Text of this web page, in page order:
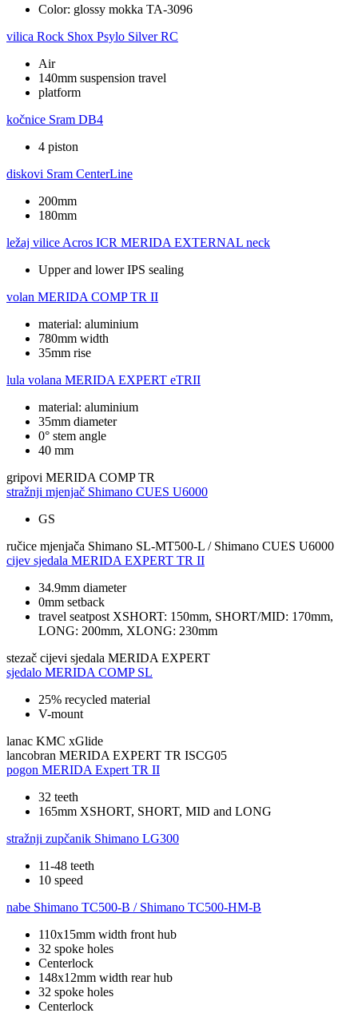
Color: glossy mokka TA-3096
vilica Rock Shox Psylo Silver RC
Air
140mm suspension travel
platform
kočnice Sram DB4
4 piston
diskovi Sram CenterLine
200mm
180mm
ležaj vilice Acros ICR MERIDA EXTERNAL neck
Upper and lower IPS sealing
volan MERIDA COMP TR II
material: aluminium
780mm width
35mm rise
lula volana MERIDA EXPERT eTRII
material: aluminium
35mm diameter
0° stem angle
40 mm
gripovi MERIDA COMP TR
stražnji mjenjač Shimano CUES U6000
GS
ručice mjenjača Shimano SL-MT500-L / Shimano CUES U6000
cijev sjedala MERIDA EXPERT TR II
34.9mm diameter
0mm setback
travel seatpost XSHORT: 150mm, SHORT/MID: 170mm,
LONG: 200mm, XLONG: 230mm
stezač cijevi sjedala MERIDA EXPERT
sjedalo MERIDA COMP SL
25% recycled material
V-mount
lanac KMC xGlide
lancobran MERIDA EXPERT TR ISCG05
pogon MERIDA Expert TR II
32 teeth
165mm XSHORT, SHORT, MID and LONG
stražnji zupčanik Shimano LG300
11-48 teeth
10 speed
nabe Shimano TC500-B / Shimano TC500-HM-B
110x15mm width front hub
32 spoke holes
Centerlock
148x12mm width rear hub
32 spoke holes
Centerlock